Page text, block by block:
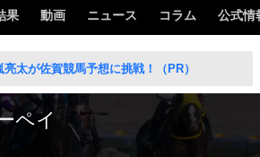
果 動画 ニュース コラム 公式情
太が佐賀競馬予想に挑戦！（PR）
ペイ